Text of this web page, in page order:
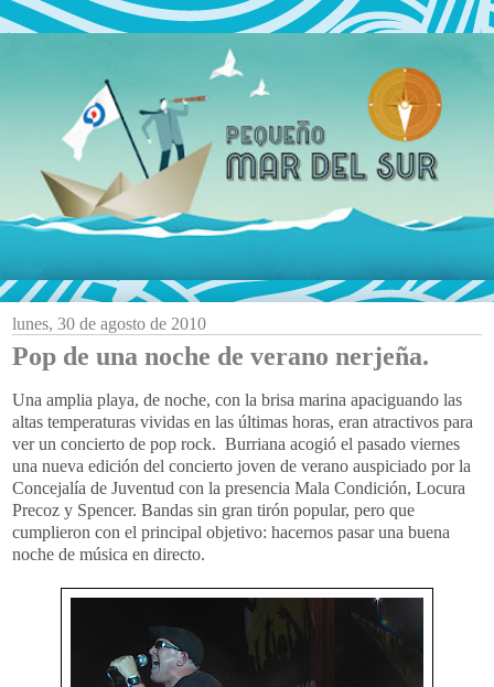
lunes, 30 de agosto de 2010
Pop de una noche de verano nerjeña.
Una amplia playa, de noche, con la brisa marina apaciguando las
altas temperaturas vividas en las últimas horas, eran atractivos para
ver un concierto de pop rock. Burriana acogió el pasado viernes
una nueva edición del concierto joven de verano auspiciado por la
Concejalía de Juventud con la presencia Mala Condición, Locura
Precoz y Spencer. Bandas sin gran tirón popular, pero que
cumplieron con el principal objetivo: hacernos pasar una buena
noche de música en directo.